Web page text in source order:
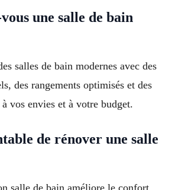
une salle de bain
salles de bain modernes avec des
des rangements optimisés et des
vos envies et à votre budget.
de rénover une salle
salle de bain améliore le confort